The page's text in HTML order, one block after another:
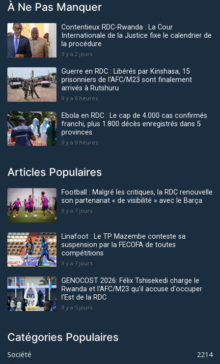
À Ne Pas Manquer
Contentieux RDC-Rwanda : La Cour
Internationale de la Justice fixe le calendrier de
la procédure
Il y a 2 jours
Guerre en RDC : Libérés par Kinshasa, 15
prisonniers de l'AFC/M23 sont finalement
arrivés à Rutshuru
Il y a 6 heures
Ebola en RDC : Le cap de 4.000 cas confirmés
franchi, plus 1.800 décès enregistrés dans 5
provinces
Il y a 6 heures
Articles Populaires
Football : Malgré les critiques, la RDC renouvelle
son partenariat « de visibilité » avec le Barça
Il y a 7 jours
Linafoot : Le TP Mazembe conteste sa
suspension par la FECOFA de toutes
compétitions
Il y a 7 jours
GENOCOST 2026: Félix Tshisekedi charge le
Rwanda et l'AFC/M23 qu'il accuse d'occuper
l'Est de la RDC
Il y a 5 jours
Catégories Populaires
Société
2214